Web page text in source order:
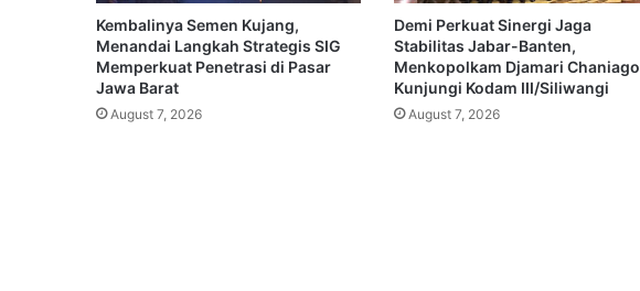
Kembalinya Semen Kujang,
Menandai Langkah Strategis SIG
Memperkuat Penetrasi di Pasar
Jawa Barat
August 7, 2026
Demi Perkuat Sinergi Jaga
Stabilitas Jabar-Banten,
Menkopolkam Djamari Chaniago
Kunjungi Kodam III/Siliwangi
August 7, 2026